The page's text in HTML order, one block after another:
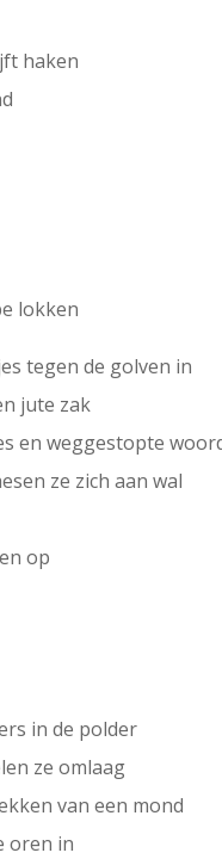
haken
lokken
tegen de golven in
jute zak
en weggestopte
ze zich aan wal
op
in de polder
ze omlaag
van een mond
oren in